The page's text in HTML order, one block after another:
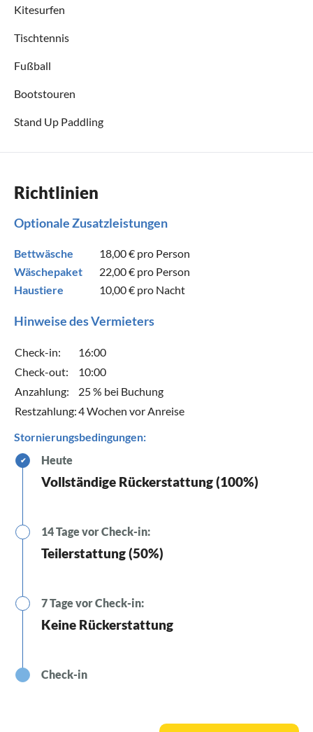
Kitesurfen
Tischtennis
Fußball
Bootstouren
Stand Up Paddling
Richtlinien
Optionale Zusatzleistungen
Bettwäsche 18,00 € pro Person
Wäschepaket
22,00 € pro Person
Haustiere
10,00 € pro Nacht
Hinweise des Vermieters
Check-in:
16:00
Check-out:
10:00
Anzahlung:
25 % bei Buchung
Restzahlung:4 Wochen vor Anreise
Stornierungsbedingungen:
✔ Heute
Vollständige Rückerstattung (100%)
14 Tage vor Check-in:
Teilerstattung (50%)
7 Tage vor Check-in:
Keine Rückerstattung
Check-in